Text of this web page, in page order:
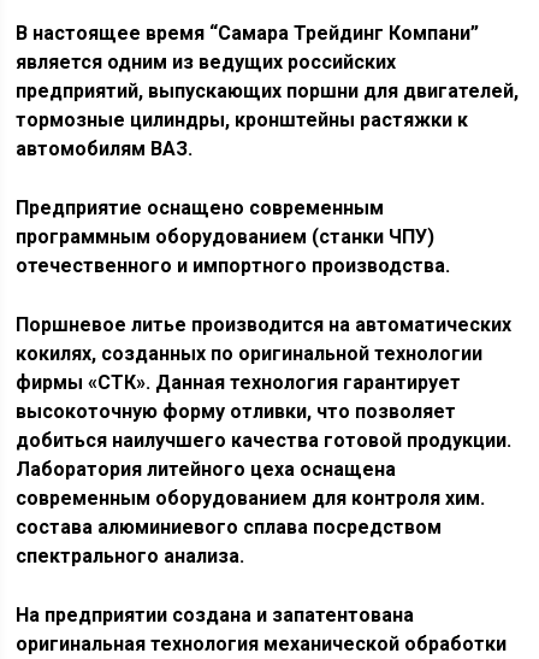
В настоящее время “Самара Трейдинг Компани”
является одним из ведущих российских
предприятий, выпускающих поршни для двигателей,
тормозные цилиндры, кронштейны растяжки к
автомобилям ВАЗ.
Предприятие оснащено современным
программным оборудованием (станки ЧПУ)
отечественного и импортного производства.
Поршневое литье производится на автоматических
кокилях, созданных по оригинальной технологии
фирмы«СТК». Данная технология гарантирует
высокоточную форму отливки, что позволяет
добиться наилучшего качества готовой продукции.
Лаборатория литейного цеха оснащена
современным оборудованием для контроля хим.
состава алюминиевого сплава посредством
спектрального анализа.
На предприятии создана и запатентована
оригинальная технология механической обработки